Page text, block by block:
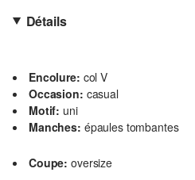
Détails
Encolure: col V
Occasion: casual
Motif: uni
Manches: épaules tombantes
Coupe: oversize